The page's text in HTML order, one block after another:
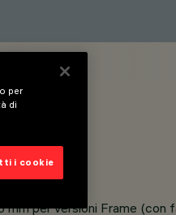
per versioni Frame (con
per
di
i cookie